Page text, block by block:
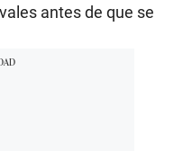
antes de que se